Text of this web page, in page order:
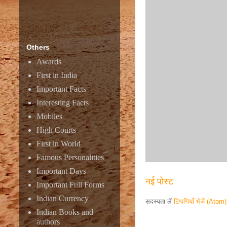
नई पोस्ट
सदस्यता लेंटिप्पणियाँ भेजें (Atom)
Others
Awards
First in India
Important Facts
Interesting Facts
Mobiles
High Courts
First in World
Famous Personalities
Important Days
Important Full Forms
Indian Currency
Indian Books and
authors